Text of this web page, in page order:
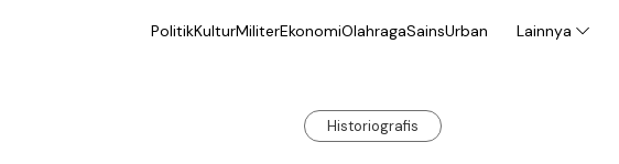
PolitikKulturMiliterEkonomiOlahragaSainsUrban Lainnya
Historiografis